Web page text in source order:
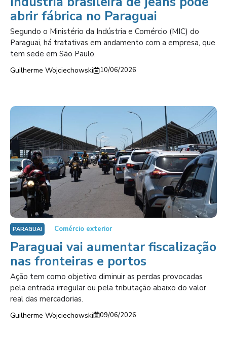
abrir fábrica no Paraguai
Segundo o Ministério da Indústria e Comércio (MIC) do
Paraguai, há tratativas em andamento com a empresa, que
tem sede em São Paulo.
Guilherme Wojciechowski 10/06/2026
PARAGUAI Comércio exterior
Paraguai vai aumentar fiscalização
nas fronteiras e portos
Ação tem como objetivo diminuir as perdas provocadas
pela entrada irregular ou pela tributação abaixo do valor
real das mercadorias.
Guilherme Wojciechowski 09/06/2026